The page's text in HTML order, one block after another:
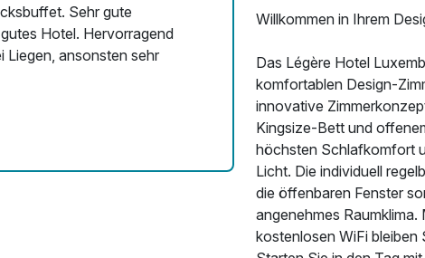
Sehr gute
Hotel. Hervorragend
Liegen, ansonsten sehr
Willkommen in Ihrem
Das Légère Hotel
komfortablen Design-
innovative
Kingsize-Bett und
höchsten Schlafkomfort
Licht. Die individuell
die öffenbaren Fenster
angenehmes Raumklima.
kostenlosen WiFi bleiben